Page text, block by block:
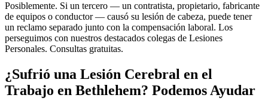
Posiblemente. Si un tercero — un contratista, propietario, fabricante
de equipos o conductor — causó su lesión de cabeza, puede tener
un reclamo separado junto con la compensación laboral. Los
perseguimos con nuestros destacados colegas de Lesiones
Personales. Consultas gratuitas.
¿Sufrió una Lesión Cerebral en el
Trabajo en Bethlehem? Podemos Ayudar